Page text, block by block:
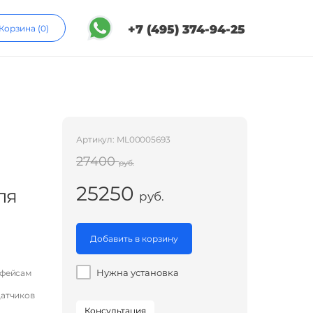
(0) +7 (495) 374-94-25
Артикул: ML00005693
27400руб.
25250 руб.
Добавить в корзину
Нужна установка
Консультация